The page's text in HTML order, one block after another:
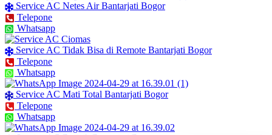
Service AC Netes Air Bantarjati Bogor
Telepone
Whatsapp
Service AC Tidak Bisa di Remote Bantarjati Bogor
Telepone
Whatsapp
Service AC Mati Total Bantarjati Bogor
Telepone
Whatsapp